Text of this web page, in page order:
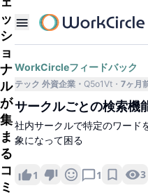
ッ
シ
ョ
ナ
ル
が
集
ま
る
コ
ミ
WorkCircleフィードバック
テック 外資企業 Q5o1Vt 7ヶ月
サークルごとの検索機
社内サークルで特定のワード
象になって困る
1 1 3